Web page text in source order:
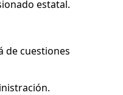
estatal.
de cuestiones